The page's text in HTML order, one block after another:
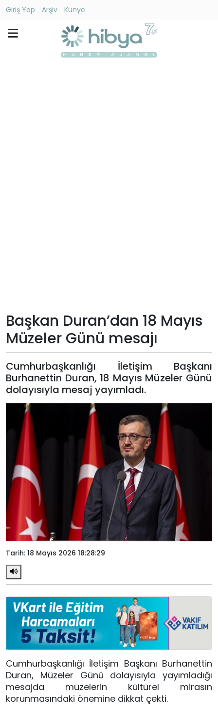
Giriş Yap Arşiv
Künye
Künye
Giriş
Yap
Başkan Duran’dan 18 Mayıs
Müzeler Günü mesajı
Cumhurbaşkanlığı İletişim Başkanı
Burhanettin Duran, 18 Mayıs Müzeler Günü
dolayısıyla mesaj yayımladı.
Tarih: 18 Mayıs 2026 18:28:29
Cumhurbaşkanlığı İletişim Başkanı Burhanettin
Duran, Müzeler Günü dolayısıyla yayımladığı
mesajda müzelerin kültürel mirasın
korunmasındaki önemine dikkat çekti.